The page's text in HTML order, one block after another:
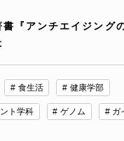
『アンチエイジング
食生活 健康学部
ト学科 ゲノム ガ